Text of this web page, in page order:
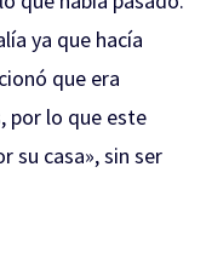
ya que hacía
que era
por lo que este
su casa», sin ser